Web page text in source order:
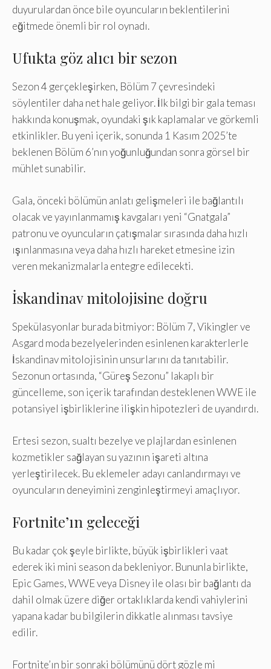
duyurulardan önce bile oyuncuların beklentilerini
eğitmede önemli bir rol oynadı.
Ufukta göz alıcı bir sezon
Sezon 4 gerçekleşirken, Bölüm 7 çevresindeki
söylentiler daha net hale geliyor. İlk bilgi bir gala teması
hakkında konuşmak, oyundaki şık kaplamalar ve görkemli
etkinlikler. Bu yeni içerik, sonunda 1 Kasım 2025’te
beklenen Bölüm 6’nın yoğunluğundan sonra görsel bir
mühlet sunabilir.
Gala, önceki bölümün anlatı gelişmeleri ile bağlantılı
olacak ve yayınlanmamış kavgaları yeni “Gnatgala”
patronu ve oyuncuların çatışmalar sırasında daha hızlı
ışınlanmasına veya daha hızlı hareket etmesine izin
veren mekanizmalarla entegre edilecekti.
İskandinav mitolojisine doğru
Spekülasyonlar burada bitmiyor: Bölüm 7, Vikingler ve
Asgard moda bezelyelerinden esinlenen karakterlerle
İskandinav mitolojisinin unsurlarını da tanıtabilir.
Sezonun ortasında, “Güreş Sezonu” lakaplı bir
güncelleme, son içerik tarafından desteklenen WWE ile
potansiyel işbirliklerine ilişkin hipotezleri de uyandırdı.
Ertesi sezon, sualtı bezelye ve plajlardan esinlenen
kozmetikler sağlayan su yazının işareti altına
yerleştirilecek. Bu eklemeler adayı canlandırmayı ve
oyuncuların deneyimini zenginleştirmeyi amaçlıyor.
Fortnite’ın geleceği
Bu kadar çok şeyle birlikte, büyük işbirlikleri vaat
ederek iki mini season da bekleniyor. Bununla birlikte,
Epic Games, WWE veya Disney ile olası bir bağlantı da
dahil olmak üzere diğer ortaklıklarda kendi vahiylerini
yapana kadar bu bilgilerin dikkatle alınması tavsiye
edilir.
Fortnite’ın bir sonraki bölümünü dört gözle mi